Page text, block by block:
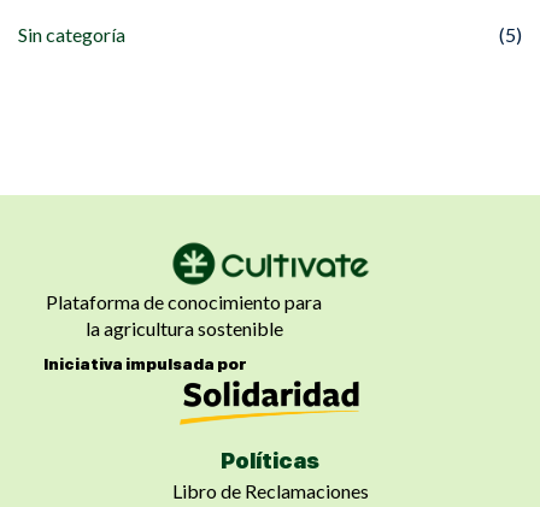
Sin categoría (5)
Plataforma de conocimiento para
la agricultura sostenible
Iniciativa impulsada por
Políticas
Libro de Reclamaciones